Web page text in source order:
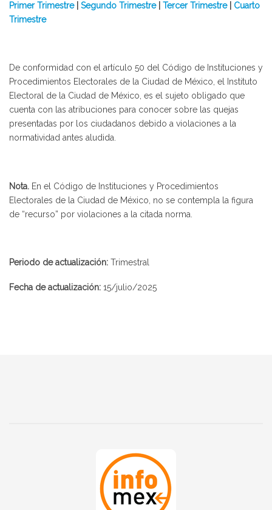
​Primer Trimestre| Segundo Trimestre| Tercer Trimestre| Cuarto
Trimestre
De conformidad con el artículo 50 del Código de Instituciones y
Procedimientos Electorales de la Ciudad de México, el Instituto
Electoral de la Ciudad de México, es el sujeto obligado que
cuenta con las atribuciones para conocer sobre las quejas
presentadas por los ciudadanos debido a violaciones a la
normatividad antes aludida.
Nota. En el Código de Instituciones y Procedimientos
Electorales de la Ciudad de México, no se contempla la figura
de “recurso” por violaciones a la citada norma.
Periodo de actualización: Trimestral
Fecha de actualización: 15/julio/2025